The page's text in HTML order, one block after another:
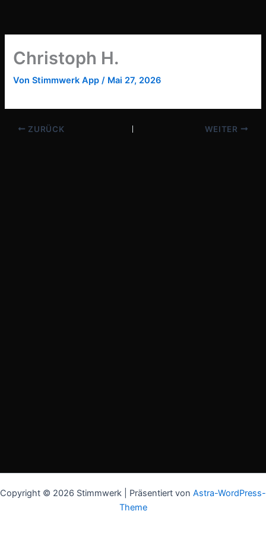
springen
Christoph H.
VonStimmwerk App/ Mai 27, 2026
ZURÜCK WEITER
Copyright © 2026 Stimmwerk | Präsentiert von Astra-WordPress-
Theme